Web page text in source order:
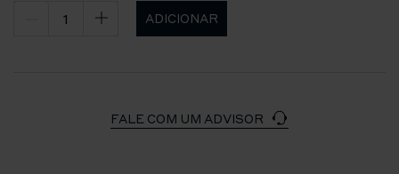
ADICIONAR
FALE COM UM ADVISOR